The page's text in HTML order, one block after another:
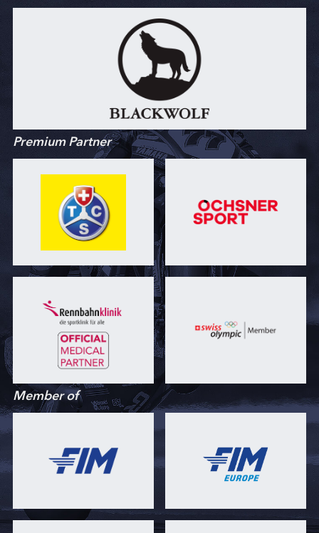
Premium Partner
Member of